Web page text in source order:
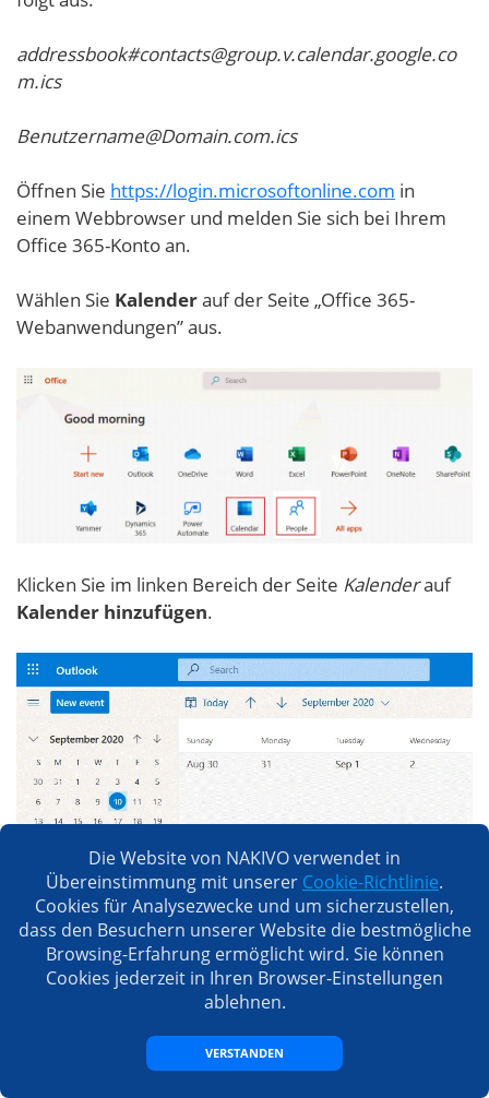
addressbook#contacts@group.v.calendar.google.co
m.ics
Benutzername@Domain.com.ics
Öffnen Sie https://login.microsoftonline.com in
einem Webbrowser und melden Sie sich bei Ihrem
Office 365-Konto an.
Wählen Sie Kalenderauf der Seite „Office 365-
Webanwendungen” aus.
Klicken Sie im linken Bereich der Seite Kalenderauf
Kalender hinzufügen.
Die Website von NAKIVO verwendet in
Übereinstimmung mit unserer Cookie-Richtlinie.
Cookies für Analysezwecke und um sicherzustellen,
dass den Besuchern unserer Website die bestmögliche
Browsing-Erfahrung ermöglicht wird. Sie können
Cookies jederzeit in Ihren Browser-Einstellungen
ablehnen.
VERSTANDEN